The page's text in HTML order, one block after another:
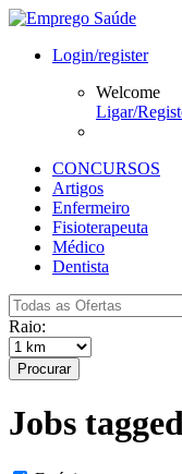
Login/register
Welcome
Ligar/
CONCURSOS
Artigos
Enfermeiro
Fisioterapeuta
Médico
Dentista
Raio:
Procurar
Jobs